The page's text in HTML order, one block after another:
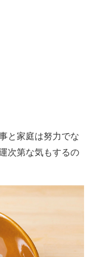
と家庭は努力でな
次第な気もするの